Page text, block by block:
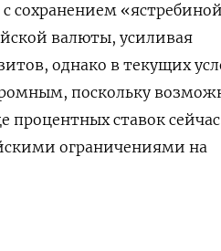
сохранением
валюты, усиливая
однако в текущих
поскольку
процентных ставок сейчас
ограничениями на